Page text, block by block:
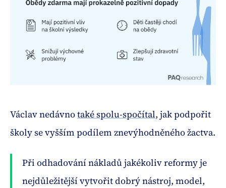
Václav nedávnotaké spolu-spočítal, jak podpořit
školy se vyšším podílem znevýhodněného žactva.
Při odhadování nákladů jakékoliv reformy je
nejdůležitější vytvořit dobrý nástroj, model,